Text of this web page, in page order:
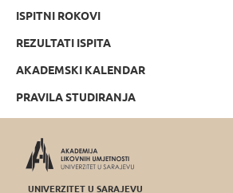
ISPITNI ROKOVI
REZULTATI ISPITA
AKADEMSKI KALENDAR
PRAVILA STUDIRANJA
UNIVERZITET U SARAJEVU